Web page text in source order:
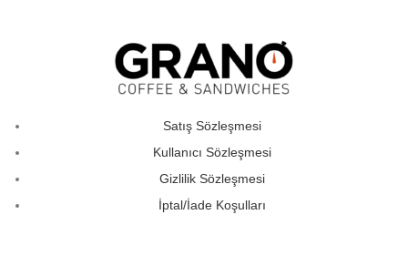
Satış Sözleşmesi
Kullanıcı Sözleşmesi
Gizlilik Sözleşmesi
İptal/İade Koşulları